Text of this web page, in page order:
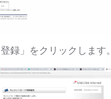
録」をクリックします。